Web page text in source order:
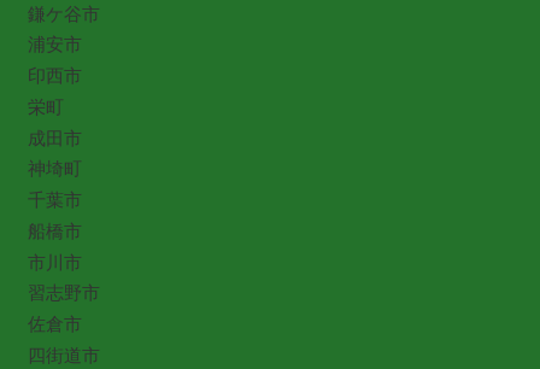
鎌ケ谷市
浦安市
印西市
栄町
成田市
神埼町
千葉市
船橋市
市川市
習志野市
佐倉市
四街道市